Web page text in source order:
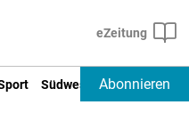
Südwest Deutschland
Abonnieren